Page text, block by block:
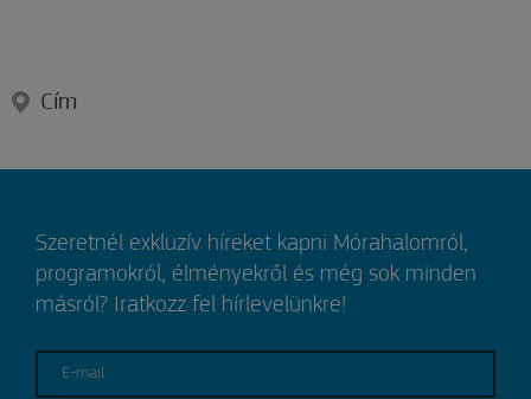
Cím
Szeretnél exkluzív híreket kapni Mórahalomról,
programokról, élményekről és még sok minden
másról? Iratkozz fel hírlevelünkre!